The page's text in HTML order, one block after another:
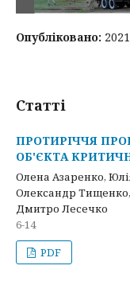
Опубліковано:
Статті
ПРОТИРІЧЧЯ
ОБ'ЄКТА
Олена Азаренко,
Олександр
Дмитро Лесечко
6-14
PDF